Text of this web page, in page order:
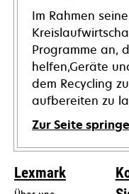
Im Rahmen
Programme an,
helfen,Geräte
dem Recycling
aufbereiten zu
Zur Seite
Lexmark